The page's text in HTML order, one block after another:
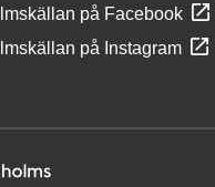
på Facebook
på Instagram